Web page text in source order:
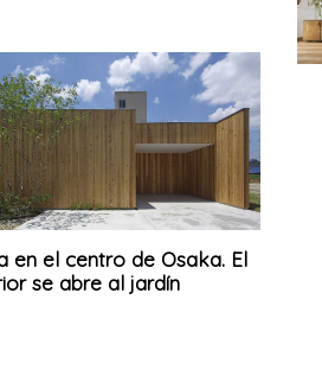
en el centro de Osaka. El
se abre al jardín